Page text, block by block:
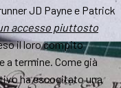
JD Payne e Patrick
accesso piuttosto
il loro compito
termine. Come già
ha escogitato una